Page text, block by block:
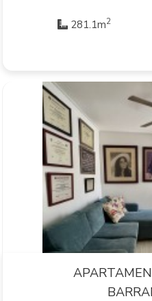
281.1m2
VER